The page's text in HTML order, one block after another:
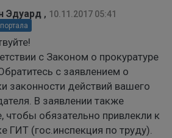
Эдуард , 10.11.2017 05:41
с Законом о прокуратуре
с заявлением о
законности действий вашего
В заявлении также
чтобы обязательно привлекли к
ГИТ (гос.инспекция по труду).